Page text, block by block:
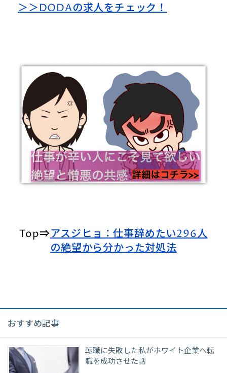
＞＞DODAの求人をチェック！
Top⇒アスジヒョ：仕事辞めたい296人
の絶望から分かった対処法
おすすめ記事
転職に失敗した私がホワイト企業へ転
職を成功させた話